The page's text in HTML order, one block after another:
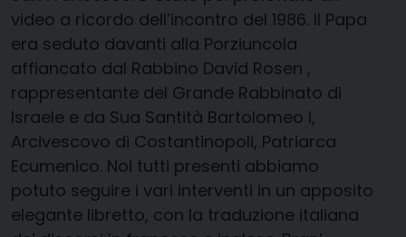
video a ricordo dell’incontro del 1986. Il Papa
era seduto davanti alla Porziuncola
affiancato dal Rabbino David Rosen ,
rappresentante del Grande Rabbinato di
Israele e da Sua Santità Bartolomeo I,
Arcivescovo di Costantinopoli, Patriarca
Ecumenico. Noi tutti presenti abbiamo
potuto seguire i vari interventi in un apposito
elegante libretto, con la traduzione italiana